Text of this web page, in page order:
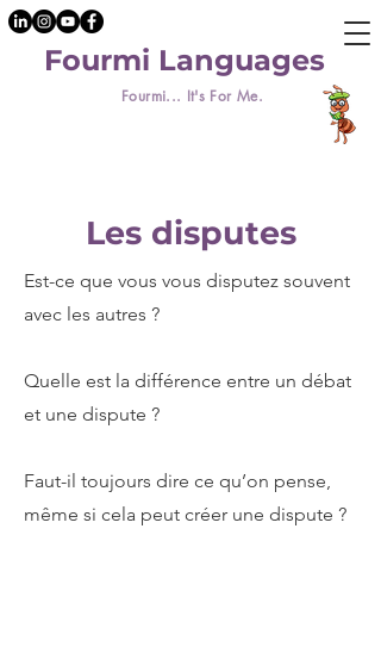
Fourmi... It's For Me.
Fourmi Languages
Les disputes
Est-ce que vous vous disputez souvent
avec les autres ?
Quelle est la différence entre un débat
et une dispute ?
Faut-il toujours dire ce qu’on pense,
même si cela peut créer une dispute ?